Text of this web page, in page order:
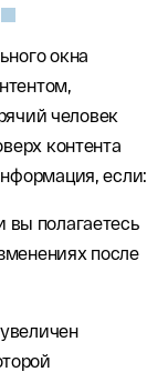
окна
человек
контента
если:
вы полагаетесь
после